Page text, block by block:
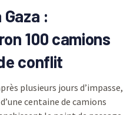
:
100 camions
conflit
plusieurs jours d’impasse,
centaine de camions